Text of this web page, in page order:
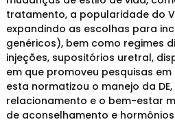
tratamento, a popularidade do
expandindo as escolhas para
genéricos), bem como regimes
injeções, supositórios uretral,
em que promoveu pesquisas
esta normatizou o manejo da
relacionamento e o bem-estar
de aconselhamento e